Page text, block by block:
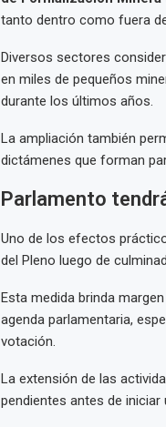
tanto dentro como fuera
Diversos sectores
en miles de pequeños
durante los últimos años.
La ampliación también
dictámenes que forman
Parlamento
Uno de los efectos
del Pleno luego de
Esta medida brinda
agenda parlamentaria,
votación.
La extensión de las
pendientes antes de